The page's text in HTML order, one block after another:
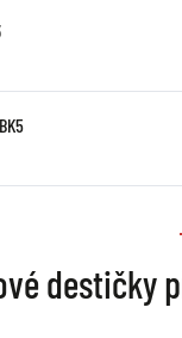
destičky